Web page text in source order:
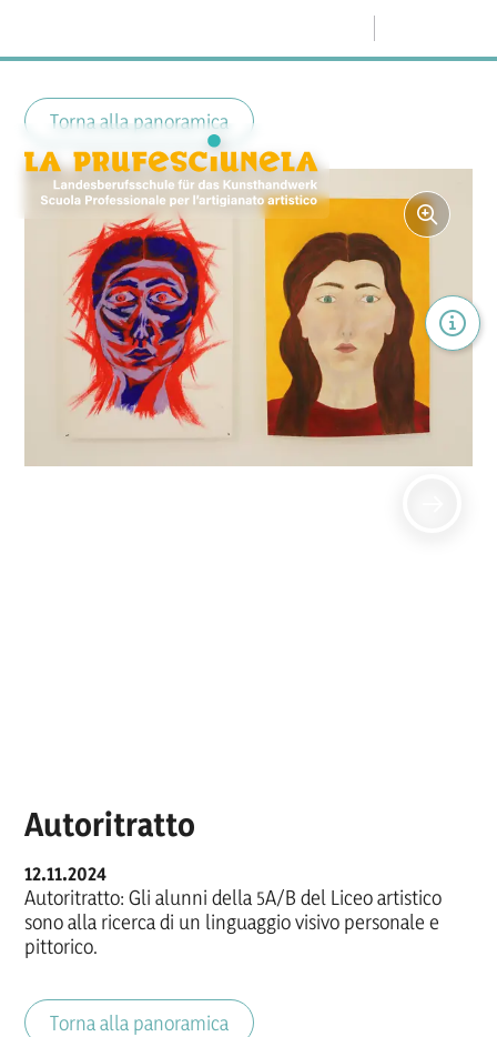
Torna alla panoramica
Autoritratto
12.11.2024
Autoritratto: Gli alunni della 5A/B del Liceo artistico
sono alla ricerca di un linguaggio visivo personale e
pittorico.
Torna alla panoramica